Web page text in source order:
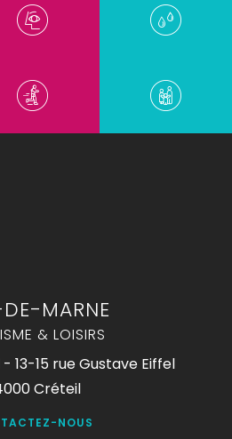
MARNE
& LOISIRS
13-15 rue Gustave Eiffel
Créteil
NOUS